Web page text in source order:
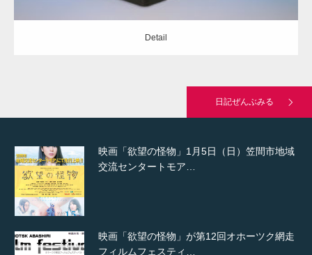
Detail
日記ぜんぶみる
映画「欲望の怪物」1月5日（日）笠間市地域
交流センタートモア…
映画「欲望の怪物」が第12回オホーツク網走
フィルムフェスティ…